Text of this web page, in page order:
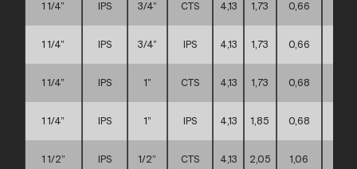
1 1/4” IPS 3/4” CTS 4,13 1,73 0,66
1 1/4” IPS 3/4” IPS 4,13 1,73 0,66
1 1/4” IPS 1” CTS 4,13 1,73 0,68
1 1/4” IPS 1” IPS 4,13 1,85 0,68
1 1/2” IPS 1/2” CTS 4,13 2,05 1,06